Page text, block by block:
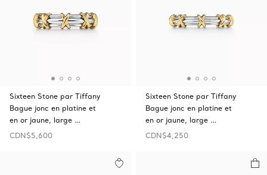
Sixteen Stone par Tiffany
Bague jonc en platine et
en or jaune, large …
CDN$5,600
Sixteen Stone par Tiffany
Bague jonc en platine et
en or jaune, large …
CDN$4,250